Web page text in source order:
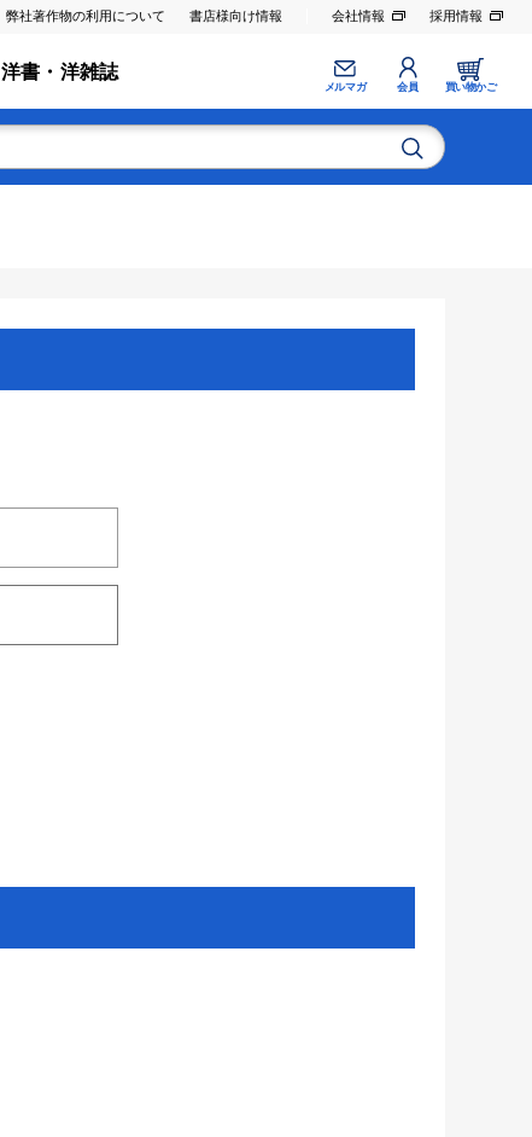
弊社著作物の利用について 書店様向け情報 会社情報 採用情報
洋書・洋雑誌
メルマガ 会員 買い物かご